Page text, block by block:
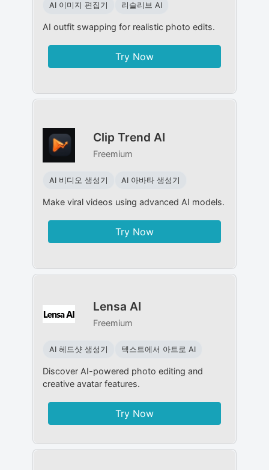
AI 이미지 편집기 리슬리브 AI
AI outfit swapping for realistic photo edits.
Try Now
Clip Trend AI
Freemium
AI 비디오 생성기 AI 아바타 생성기
Make viral videos using advanced AI models.
Try Now
Lensa AI
Freemium
AI 헤드샷 생성기 텍스트에서 아트로 AI
Discover AI-powered photo editing and
creative avatar features.
Try Now